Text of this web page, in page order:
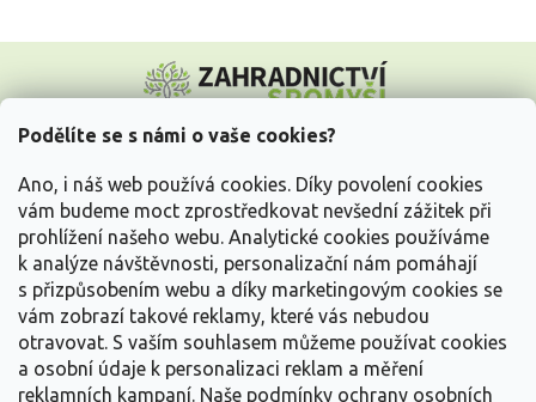
Podělíte se s námi o vaše cookies?
Ano, i náš web používá cookies. Díky povolení cookies
vám budeme moct zprostředkovat nevšední zážitek při
prohlížení našeho webu. Analytické cookies používáme
k analýze návštěvnosti, personalizační nám pomáhají
s přizpůsobením webu a díky marketingovým cookies se
vám zobrazí takové reklamy, které vás nebudou
otravovat. S vaším souhlasem můžeme používat cookies
a osobní údaje k personalizaci reklam a měření
reklamních kampaní. Naše podmínky ochrany osobních
p
Vše o nákupu
Informace pro Vás
Kontakujte nás